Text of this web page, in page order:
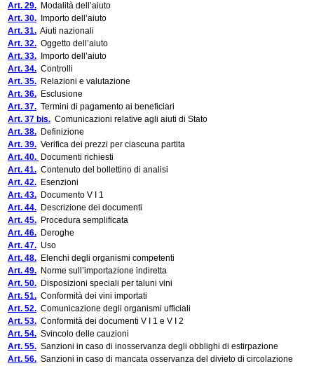
Art. 29. Modalità dell’aiuto
Art. 30. Importo dell’aiuto
Art. 31. Aiuti nazionali
Art. 32. Oggetto dell’aiuto
Art. 33. Importo dell’aiuto
Art. 34. Controlli
Art. 35. Relazioni e valutazione
Art. 36. Esclusione
Art. 37. Termini di pagamento ai beneficiari
Art. 37 bis. Comunicazioni relative agli aiuti di Stato
Art. 38. Definizione
Art. 39. Verifica dei prezzi per ciascuna partita
Art. 40. Documenti richiesti
Art. 41. Contenuto del bollettino di analisi
Art. 42. Esenzioni
Art. 43. Documento V I 1
Art. 44. Descrizione dei documenti
Art. 45. Procedura semplificata
Art. 46. Deroghe
Art. 47. Uso
Art. 48. Elenchi degli organismi competenti
Art. 49. Norme sull’importazione indiretta
Art. 50. Disposizioni speciali per taluni vini
Art. 51. Conformità dei vini importati
Art. 52. Comunicazione degli organismi ufficiali
Art. 53. Conformità dei documenti V I 1 e V I 2
Art. 54. Svincolo delle cauzioni
Art. 55. Sanzioni in caso di inosservanza degli obblighi di estirpazione
Art. 56. Sanzioni in caso di mancata osservanza del divieto di circolazione